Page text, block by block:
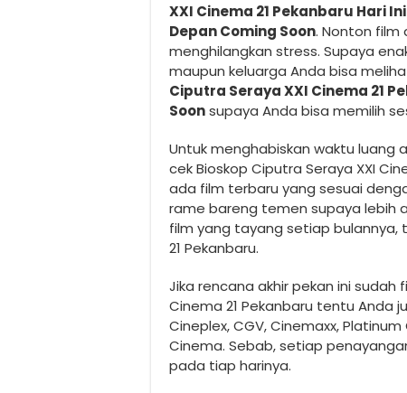
XXI Cinema 21 Pekanbaru Hari
Depan Coming Soon. Nonton film
menghilangkan stress. Supaya
maupun keluarga Anda bisa
Ciputra Seraya XXI Cinema 21
Soonsupaya Anda bisa memilih
Untuk menghabiskan waktu luang
cek Bioskop Ciputra Seraya XXI
ada film terbaru yang sesuai
rame bareng temen supaya lebih
film yang tayang setiap bulannya,
21 Pekanbaru.
Jika rencana akhir pekan ini sudah
Cinema 21 Pekanbaru tentu Anda
Cineplex, CGV, Cinemaxx,
Cinema. Sebab, setiap
pada tiap harinya.